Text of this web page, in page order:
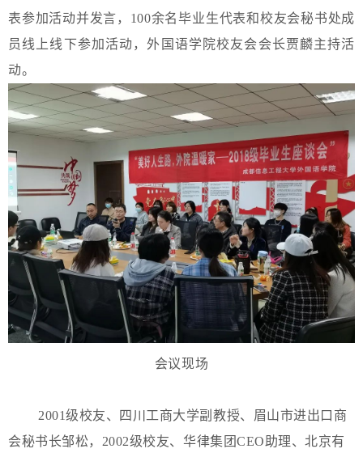
表参加活动并发言，100余名毕业生代表和校友会秘书处成
员线上线下参加活动，外国语学院校友会会长贾麟主持活
动。
会议现场
2001级校友、四川工商大学副教授、眉山市进出口商
会秘书长邹松，2002级校友、华律集团CEO助理、北京有